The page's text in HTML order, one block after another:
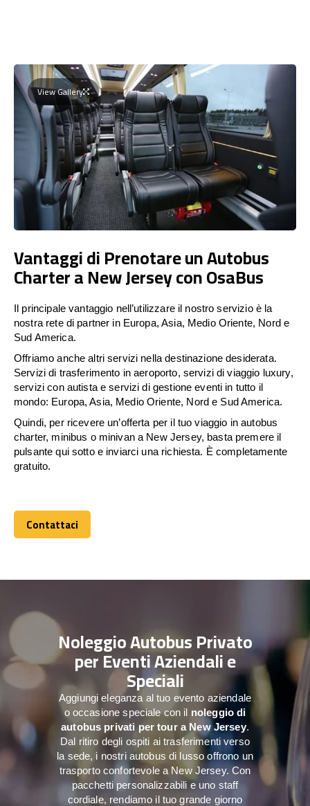
View Gallery
Vantaggi di Prenotare un Autobus
Charter a New Jersey con OsaBus
Il principale vantaggio nell’utilizzare il nostro servizio è la
nostra rete di partner in Europa, Asia, Medio Oriente, Nord e
Sud America.
Offriamo anche altri servizi nella destinazione desiderata.
Servizi di trasferimento in aeroporto, servizi di viaggio luxury,
servizi con autista e servizi di gestione eventi in tutto il
mondo: Europa, Asia, Medio Oriente, Nord e Sud America.
Quindi, per ricevere un’offerta per il tuo viaggio in autobus
charter, minibus o minivan a New Jersey, basta premere il
pulsante qui sotto e inviarci una richiesta. È completamente
gratuito.
Contattaci
Contattaci
Noleggio Autobus Privato
per Eventi Aziendali e
Speciali
Aggiungi eleganza al tuo evento aziendale
o occasione speciale con il noleggio di
autobus privati per tour a New Jersey.
Dal ritiro degli ospiti ai trasferimenti verso
la sede, i nostri autobus di lusso offrono un
trasporto confortevole a New Jersey. Con
pacchetti personalizzabili e uno staff
cordiale, rendiamo il tuo grande giorno